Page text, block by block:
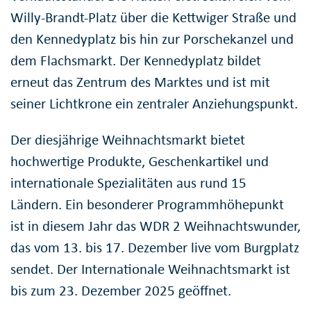
Willy-Brandt-Platz über die Kettwiger Straße und
den Kennedyplatz bis hin zur Porschekanzel und
dem Flachsmarkt. Der Kennedyplatz bildet
erneut das Zentrum des Marktes und ist mit
seiner Lichtkrone ein zentraler Anziehungspunkt.
Der diesjährige Weihnachtsmarkt bietet
hochwertige Produkte, Geschenkartikel und
internationale Spezialitäten aus rund 15
Ländern. Ein besonderer Programmhöhepunkt
ist in diesem Jahr das WDR 2 Weihnachtswunder,
das vom 13. bis 17. Dezember live vom Burgplatz
sendet. Der Internationale Weihnachtsmarkt ist
bis zum 23. Dezember 2025 geöffnet.